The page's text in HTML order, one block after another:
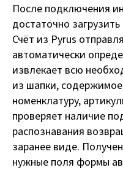
После подключения
достаточно
Счёт из Pyrus
автоматически
извлекает всю
из шапки,
номенклатуру,
проверяет наличие
распознавания
заранее виде.
нужные поля формы